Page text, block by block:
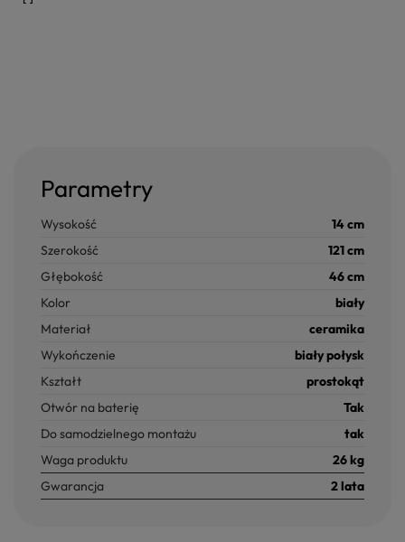
Parametry
Wysokość
14 cm
Szerokość
121 cm
Głębokość
46 cm
Kolor
biały
Materiał
ceramika
Wykończenie
biały połysk
Kształt
prostokąt
Otwór na baterię
Tak
Do samodzielnego montażu
tak
Waga produktu
26 kg
Gwarancja
2 lata